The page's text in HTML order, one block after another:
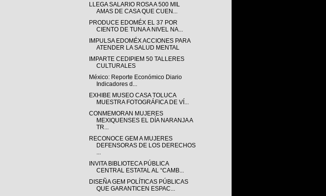
LLEGA SALARIO ROSA A 500 MIL
AMAS DE CASA QUE CUEN...
PRODUCE EDOMÉX EL 37 POR
CIENTO DE TUNA A NIVEL NA...
IMPULSA EDOMÉX ACCIONES PARA
ATENDER LA SALUD MENTAL
IMPARTE CEDIPIEM 50 TALLERES
CULTURALES
México: Reporte Económico Diario
Indicadores d...
EXHIBE MUSEO CASA TOLUCA
MUESTRA FOTOGRÁFICA DE VÍ...
CONMEMORAN MUJERES
MEXIQUENSES EL DÍA NARANJA A
TR...
RECONOCE GEM A MUJERES
DEFENSORAS DE LOS DERECHOS
...
INVITA BIBLIOTECA PÚBLICA
CENTRAL ESTATAL AL “CAMB...
DISEÑA GEM POLÍTICAS PÚBLICAS
QUE GARANTICEN ESPAC...